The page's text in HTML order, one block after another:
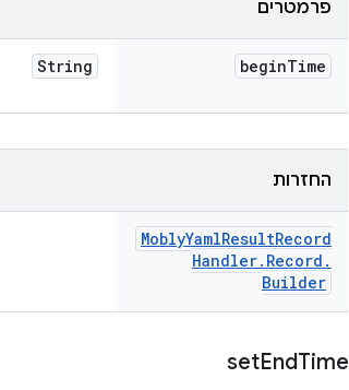
פרמטרים
beginTime
String
החזרות
MoblyYamlResultRecord
Handler. Record .
Builder
setEndTime